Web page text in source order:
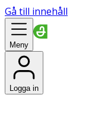
Gå till innehåll
Meny
Logga in